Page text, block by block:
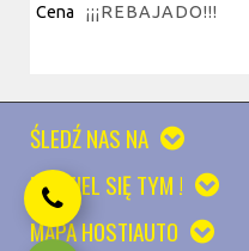
Cena
¡¡¡REBAJADO!!!
ŚLEDŹ NAS NA
PODZIEL SIĘ TYM !
MAPA HOSTIAUTO